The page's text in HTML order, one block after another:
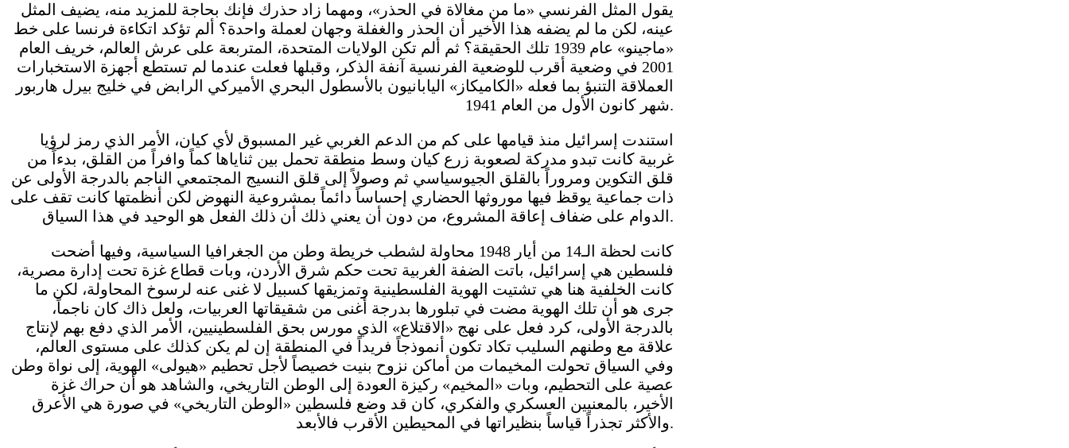
يقول المثل الفرنسي «ما من مغالاة في الحذر»، ومهما زاد حذرك فإنك بحاجة للمزيد منه، يضيف المثل
عينه، لكن ما لم يضفه هذا الأخير أن الحذر والغفلة وجهان لعملة واحدة؟ ألم تؤكد اتكاءة فرنسا على خط
«ماجينو» عام 1939 تلك الحقيقة؟ ثم ألم تكن الولايات المتحدة، المتربعة على عرش العالم، خريف العام
2001 في وضعية أقرب للوضعية الفرنسية آنفة الذكر، وقبلها فعلت عندما لم تستطع أجهزة الاستخبارات
العملاقة التنبؤ بما فعله «الكاميكاز» اليابانيون بالأسطول البحري الأميركي الرابض في خليج بيرل هاربور
شهر كانون الأول من العام 1941.
استندت إسرائيل منذ قيامها على كم من الدعم الغربي غير المسبوق لأي كيان، الأمر الذي رمز لرؤيا
غربية كانت تبدو مدركة لصعوبة زرع كيان وسط منطقة تحمل بين ثناياها كماً وافراً من القلق، بدءاً من
قلق التكوين ومروراً بالقلق الجيوسياسي ثم وصولاً إلى قلق النسيج المجتمعي الناجم بالدرجة الأولى عن
ذات جماعية يوقظ فيها موروثها الحضاري إحساساً دائماً بمشروعية النهوض لكن أنظمتها كانت تقف على
الدوام على ضفاف إعاقة المشروع، من دون أن يعني ذلك أن ذلك الفعل هو الوحيد في هذا السياق.
كانت لحظة الـ14 من أيار 1948 محاولة لشطب خريطة وطن من الجغرافيا السياسية، وفيها أضحت
فلسطين هي إسرائيل، باتت الضفة الغربية تحت حكم شرق الأردن، وبات قطاع غزة تحت إدارة مصرية،
كانت الخلفية هنا هي تشتيت الهوية الفلسطينية وتمزيقها كسبيل لا غنى عنه لرسوخ المحاولة، لكن ما
جرى هو أن تلك الهوية مضت في تبلورها بدرجة أغنى من شقيقاتها العربيات، ولعل ذاك كان ناجماً،
بالدرجة الأولى، كرد فعل على نهج «الاقتلاع» الذي مورس بحق الفلسطينيين، الأمر الذي دفع بهم لإنتاج
علاقة مع وطنهم السليب تكاد تكون أنموذجاً فريداً في المنطقة إن لم يكن كذلك على مستوى العالم،
وفي السياق تحولت المخيمات من أماكن نزوح بنيت خصيصاً لأجل تحطيم «هيولى» الهوية، إلى نواة وطن
عصية على التحطيم، وبات «المخيم» ركيزة العودة إلى الوطن التاريخي، والشاهد هو أن حراك غزة
الأخير، بالمعنيين العسكري والفكري، كان قد وضع فلسطين «الوطن التاريخي» في صورة هي الأعرق
والأكثر تجذراً قياساً بنظيراتها في المحيطين الأقرب فالأبعد.